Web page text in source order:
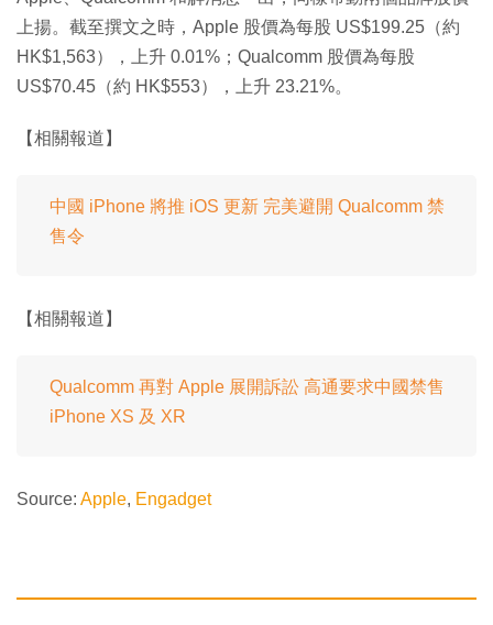
上揚。截至撰文之時，Apple 股價為每股 US$199.25（約
HK$1,563），上升 0.01%；Qualcomm 股價為每股
US$70.45（約 HK$553），上升 23.21%。
【相關報道】
中國 iPhone 將推 iOS 更新 完美避開 Qualcomm 禁
售令
【相關報道】
Qualcomm 再對 Apple 展開訴訟 高通要求中國禁售
iPhone XS 及 XR
Source: Apple, Engadget